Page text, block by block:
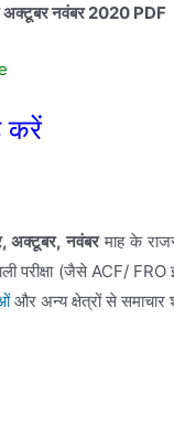
अक्टूबर नवंबर 2020 PDF
करें
अक्टूबर, नवंबरमाह के
परीक्षा (जैसे ACF/
और अन्य क्षेत्रों से समाचार